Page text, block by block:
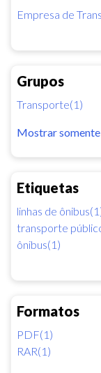
Empresa de
Grupos
Transporte(1)
Mostrar
Etiquetas
linhas de
transporte
ônibus(1)
Formatos
PDF(1)
RAR(1)